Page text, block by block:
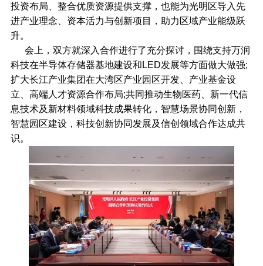
投资布局、整合优质资源提供支撑，也能为光明区导入先
进产业理念、资本活力与创新项目，助力区域产业能级跃
升。
会上，双方就深入合作进行了充分探讨，围绕支持万润
科技在半导体存储器基地建设和LED发展等方面做大做强;
扩大长江产业集团在大湾区产业园区开发、产业基金设
立、高端人才资源合作布局;共同推动生物医药、新一代信
息技术及新材料领域科技成果转化，智慧场景协同创新，
智慧园区建设，科技创新协同发展及信创领域合作达成共
识。